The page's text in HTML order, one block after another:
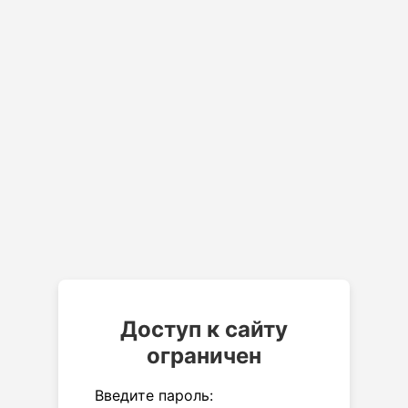
Доступ к сайту
ограничен
Введите пароль: